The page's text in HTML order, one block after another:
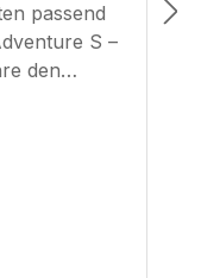
passend
S –
den
Gefertigt